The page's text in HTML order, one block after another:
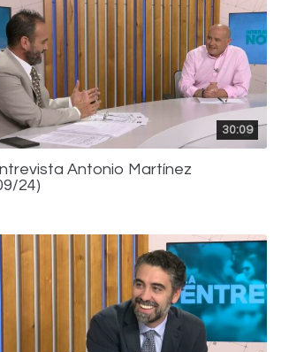
30:09
Antonio Martínez
24)